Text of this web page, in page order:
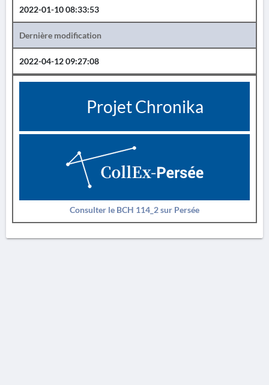
2022-01-10 08:33:53
Dernière modification
2022-04-12 09:27:08
Projet Chronika
Consulter le BCH 114_2 sur Persée